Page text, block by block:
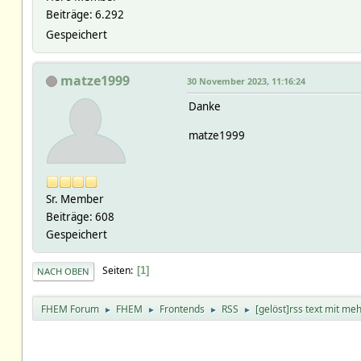
Beiträge: 6.292
Gespeichert
matze1999
Sr. Member
Beiträge: 608
Gespeichert
30 November 2023, 11:16:24
Danke
matze1999
NACH OBEN Seiten 1
FHEM Forum ► FHEM ► Frontends ► RSS ► [gelöst]rss text mit